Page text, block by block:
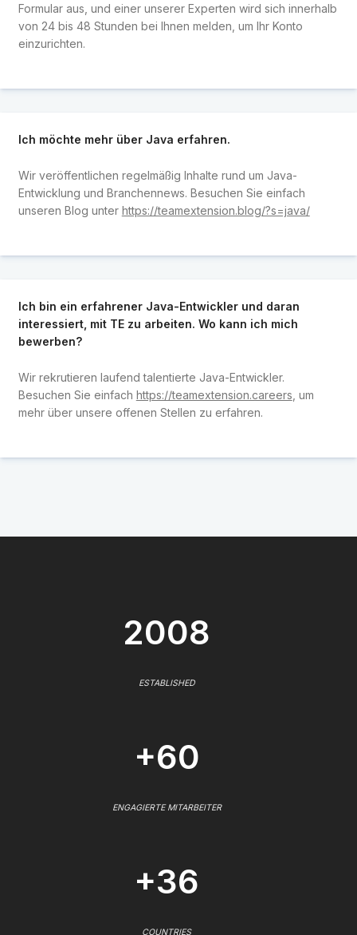
Formular aus, und einer unserer Experten wird sich innerhalb
von 24 bis 48 Stunden bei Ihnen melden, um Ihr Konto
einzurichten.
Ich möchte mehr über Java erfahren.
Wir veröffentlichen regelmäßig Inhalte rund um Java-
Entwicklung und Branchennews. Besuchen Sie einfach
unseren Blog unter https://teamextension.blog/?s=java/
Ich bin ein erfahrener Java-Entwickler und daran
interessiert, mit TE zu arbeiten. Wo kann ich mich
bewerben?
Wir rekrutieren laufend talentierte Java-Entwickler.
Besuchen Sie einfach https://teamextension.careers , um
mehr über unsere offenen Stellen zu erfahren.
2008
ESTABLISHED
+60
ENGAGIERTE MITARBEITER
+36
COUNTRIES